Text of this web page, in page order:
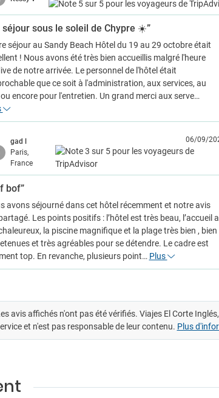
séjour sous le soleil de Chypre ☀️”
séjour au Sandy Beach Hôtel du 19 au 29 octobre était
! Nous avons été très bien accueillis malgré l'heure
de notre arrivée. Le personnel de l'hôtel était
que ce soit à l'administration, aux services, au
encore pour l'entretien. Un grand merci aux serve…
gad l
Paris,
France
06/09/
bof”
avons séjourné dans cet hôtel récemment et notre avis
Les points positifs : l’hôtel est très beau, l’accueil a
la piscine magnifique et la plage très bien , bien
et très agréables pour se détendre. Le cadre est
top. En revanche, plusieurs point… Plus
avis affichés n'ont pas été vérifiés. Viajes El Corte
et n'est pas responsable de leur contenu. Plus